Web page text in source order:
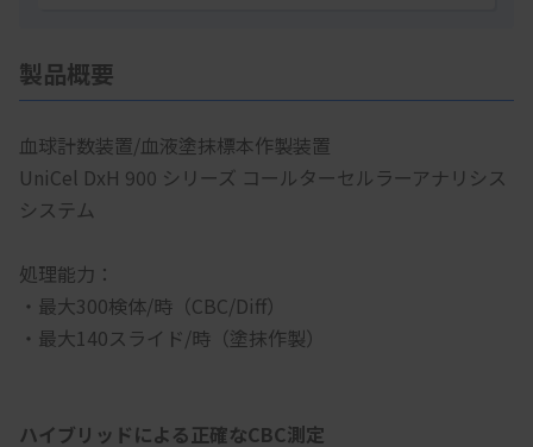
製品概要
血球計数装置/血液塗抹標本作製装置
UniCel DxH 900 シリーズ コールターセルラーアナリシス
システム
処理能力：
・最大300検体/時（CBC/Diff）
・最大140スライド/時（塗抹作製）
ハイブリッドによる正確なCBC測定